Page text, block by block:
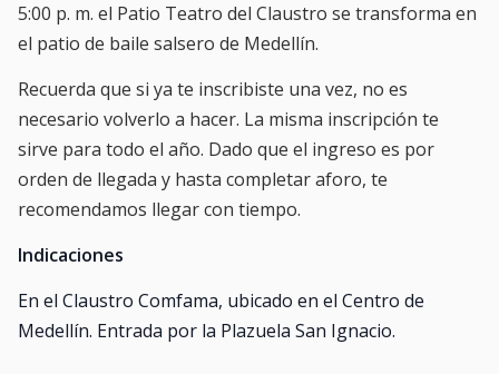
5:00 p. m. el Patio Teatro del Claustro se transforma en
el patio de baile salsero de Medellín.
Recuerda que si ya te inscribiste una vez, no es
necesario volverlo a hacer. La misma inscripción te
sirve para todo el año. Dado que el ingreso es por
orden de llegada y hasta completar aforo, te
recomendamos llegar con tiempo.
Indicaciones
En el Claustro Comfama, ubicado en el Centro de
Medellín. Entrada por la Plazuela San Ignacio.